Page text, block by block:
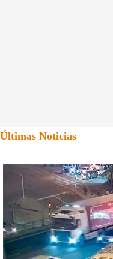
Últimas Noticias